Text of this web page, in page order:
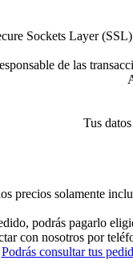
Sockets Layer
de las
Tus
precios solamente
podrás pagarlo
con nosotros por
Podrás consultar tus